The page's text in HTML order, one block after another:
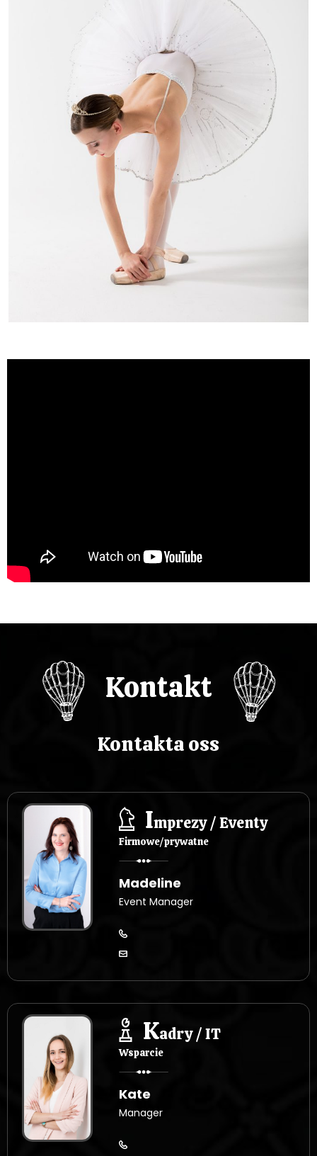
Kontakt
Kontakta oss
Imprezy / Eventy
Firmowe/prywatne
Madeline
Event Manager
Kadry / IT
Wsparcie
Kate
Manager